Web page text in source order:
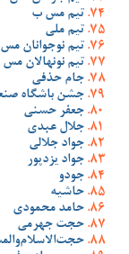
تیم مس ب
تیم ملی
تیم نوجوانان مس
تیم نونهالان مس
جام حذفی
جشن باشگاه
جعفر حسنی
جلال عبدی
جواد جلالی
جواد یزدپور
جودو
حاشیه
حامد محمودی
حجت جهرمی